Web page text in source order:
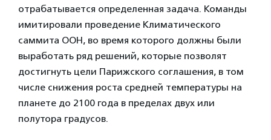
отрабатывается определенная задача. Команды
имитировали проведение Климатического
саммита ООН, во время которого должны были
выработать ряд решений, которые позволят
достигнуть цели Парижского соглашения, в том
числе снижения роста средней температуры на
планете до 2100 года в пределах двух или
полутора градусов.